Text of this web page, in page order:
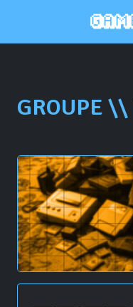
GROUPE \\